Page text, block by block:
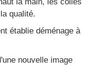
qualité.
établie déménage à
nouvelle image